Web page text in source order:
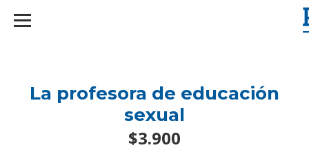
La profesora de educación
sexual
$3.900